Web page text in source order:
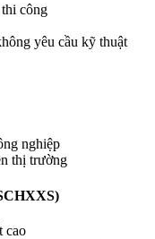
công
yêu cầu kỹ thuật
nghiệp
thị trường
cao